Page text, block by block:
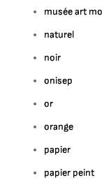
musée art
naturel
noir
onisep
or
orange
papier
papier peint